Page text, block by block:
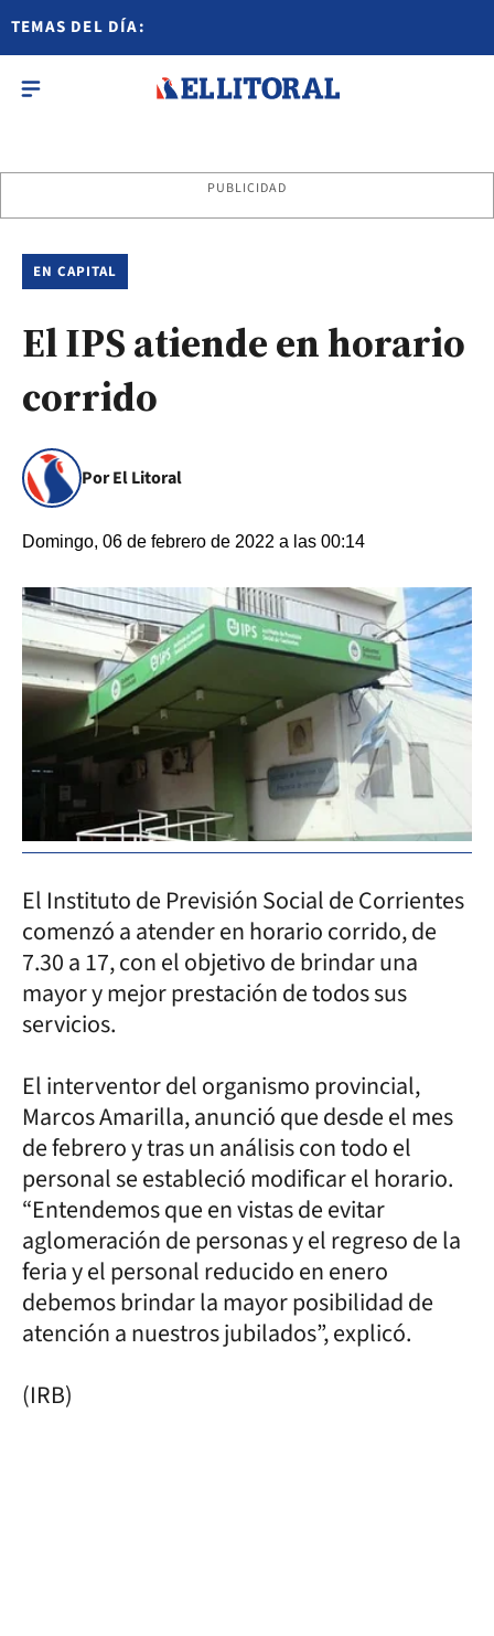
TEMAS DEL DÍA:
PUBLICIDAD
EN CAPITAL
El IPS atiende en horario
corrido
Por El Litoral
Domingo, 06 de febrero de 2022 a las 00:14
El Instituto de Previsión Social de Corrientes
comenzó a atender en horario corrido, de
7.30 a 17, con el objetivo de brindar una
mayor y mejor prestación de todos sus
servicios.
El interventor del organismo provincial,
Marcos Amarilla, anunció que desde el mes
de febrero y tras un análisis con todo el
personal se estableció modificar el horario.
“Entendemos que en vistas de evitar
aglomeración de personas y el regreso de la
feria y el personal reducido en enero
debemos brindar la mayor posibilidad de
atención a nuestros jubilados”, explicó.
(IRB)